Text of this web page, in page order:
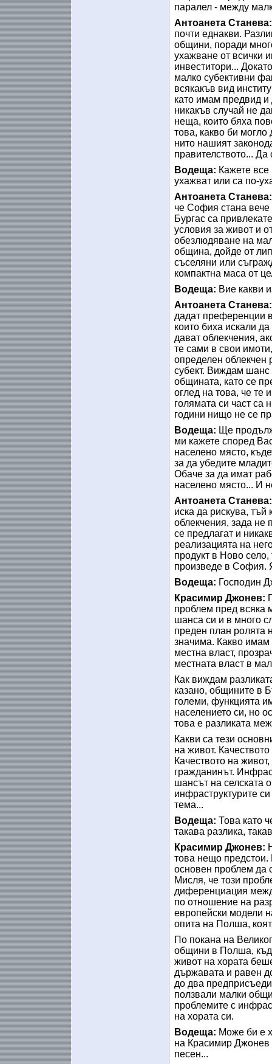
паралел - между
Антоанета
почти еднакви.
общини, поради
ухажване от всички
инвеститори...
малко субективни
всякакъв вид
като имам предвид и
никакъв случай не
неща, които бяха
това, какво би могло
нито нашият
правителството...
Водеща: Кажете
ухажват или са по-
Антоанета
че София стана вече
Бургас са
условия за живот и
обезлюдяване на
община, дойде от
съселяни или
компактна маса от
Водеща: Вие какви
Антоанета
дадат преференции
които биха искали
дават облекчения,
те сами в свои
определен облекчен
субект. Виждам шанс
общината, като се
оглед на това, че те
голямата си част са
години нищо не се
Водеща: Ще
ми кажете според
населено място,
за да убедите
Обаче за да имат
населено място... И
Антоанета
иска да рискува, тъй
облекчения, зада
се предлагат и
реализацията на
продукт в Ново
произведе в София.
Водеща: Господин
Красимир Джонев:
проблем пред всяка
шанса си и в много
преден план ролята
значима. Какво
местна власт,
местната власт в
Как виждам
казано, общините в
големи, функцията
населението си, но
това е разликата
Какви са тези
на живот.
Качеството на
гражданинът.
шансът на селската
инфраструктурите
тема...
Водеща: Това като
такава разлика,
Красимир Джонев:
това нещо
основен проблем да
Мисля, че този
диференциация
по отношение на
европейски модели
опита на Полша,
По покана на
общини в Полша,
живот на хората
държавата и равен
до два
ползвали малки
проблемите с
на хората си.
Водеща: Може би е
на Красимир
песен...